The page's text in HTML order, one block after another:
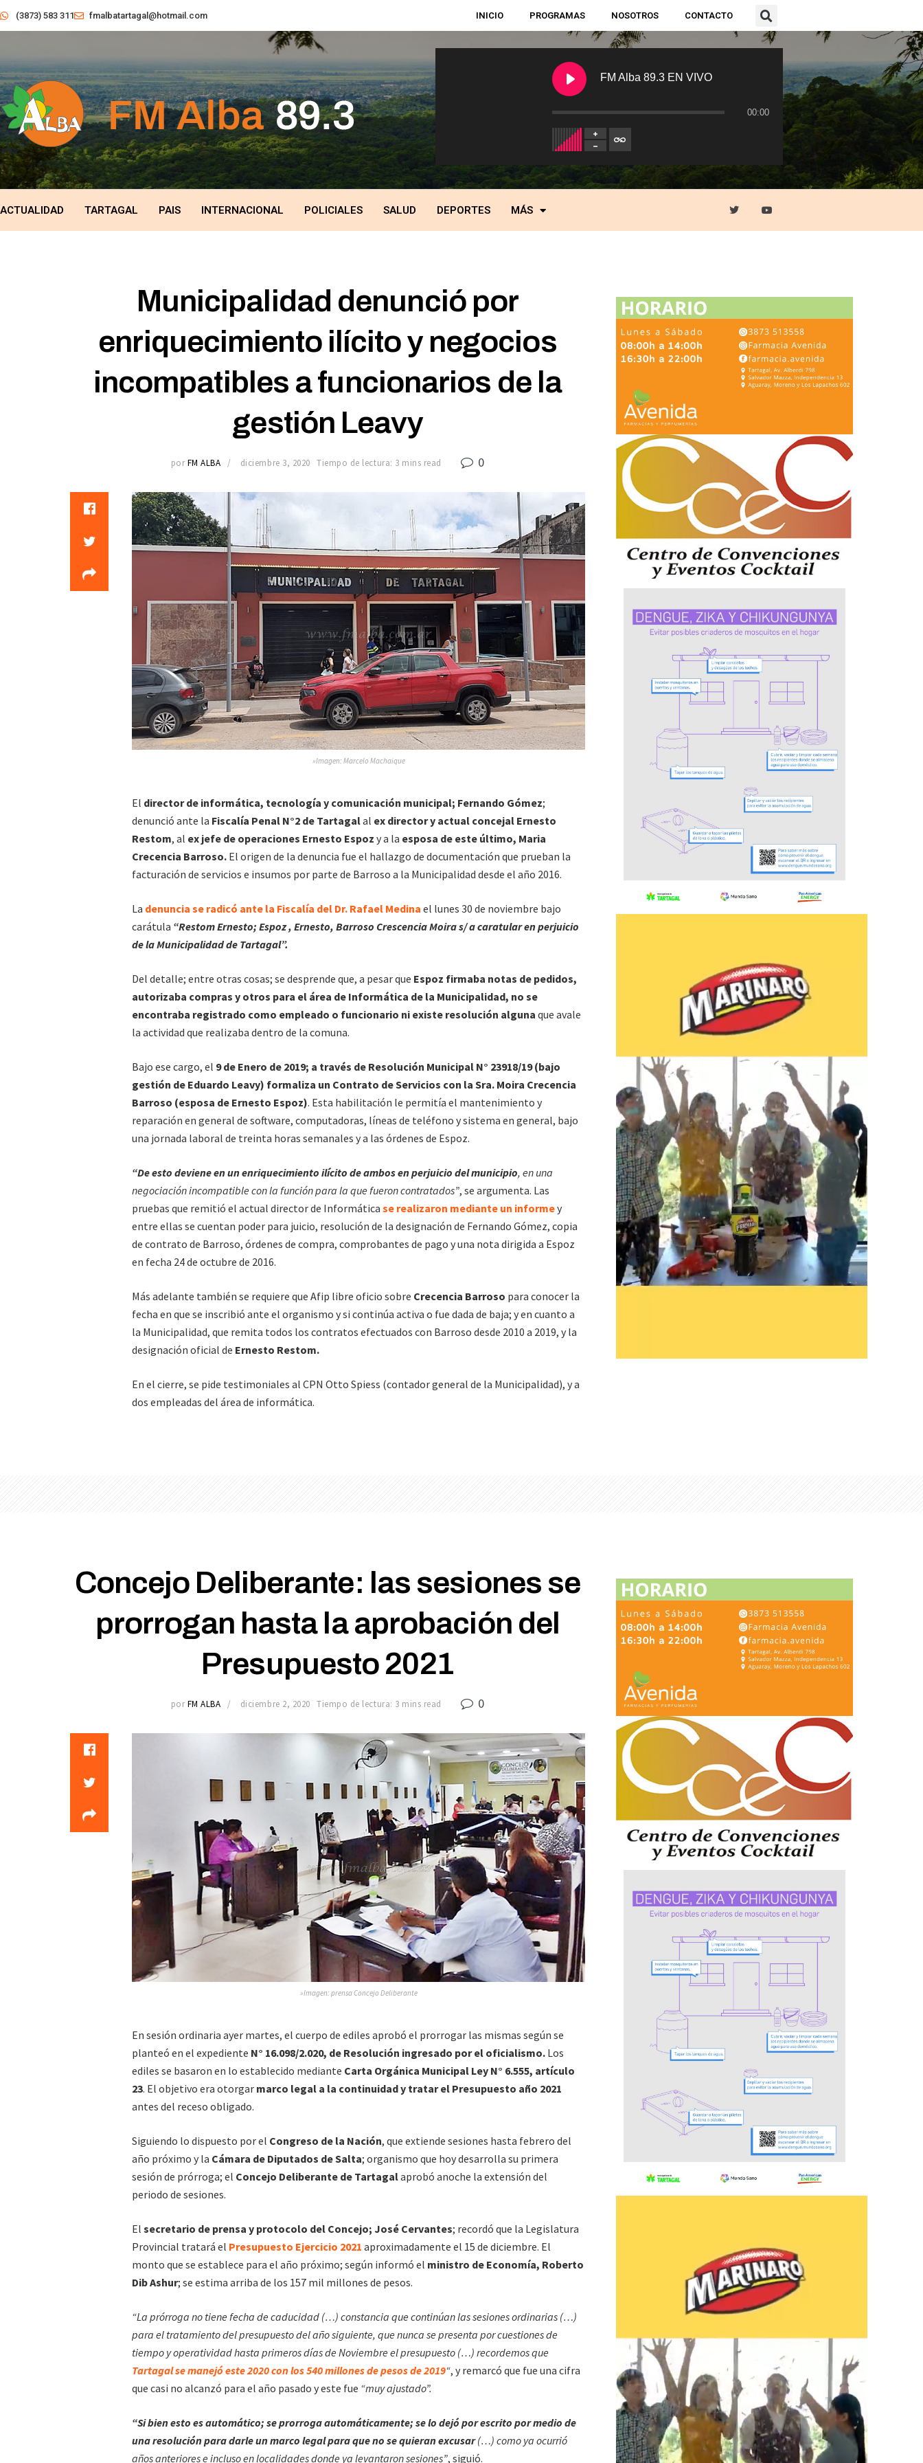
(3873) 583 311 fmalbatartagal@hotmail.com INICIO PROGRAMAS NOSOTROS CONTACTO
FM Alba 89.3 EN VIVO
00:00
ACTUALIDAD TARTAGAL PAIS INTERNACIONAL POLICIALES SALUD DEPORTES MÁS
Municipalidad denunció por
enriquecimiento ilícito y negocios
incompatibles a funcionarios de la
gestión Leavy
por FM ALBA diciembre 3, 2020 Tiempo de lectura: 3 mins read 0
»Imagen: Marcelo Machaique
El director de informática, tecnología y comunicación municipal; Fernando Gómez;
denunció ante la Fiscalía Penal N°2 de Tartagalal ex director y actual concejal Ernesto
Restom, al ex jefe de operaciones Ernesto Espoz y a la esposa de este último, Maria
Crecencia Barroso. El origen de la denuncia fue el hallazgo de documentación que prueban la
facturación de servicios e insumos por parte de Barroso a la Municipalidad desde el año 2016.
La denuncia se radicó ante la Fiscalía del Dr. Rafael Medina el lunes 30 de noviembre bajo
carátula “Restom Ernesto; Espoz , Ernesto, Barroso Crescencia Moira s/ a caratular en perjuicio
de la Municipalidad de Tartagal”.
Del detalle; entre otras cosas; se desprende que, a pesar que Espoz firmaba notas de pedidos,
autorizaba compras y otros para el área de Informática de la Municipalidad, no se
encontraba registrado como empleado o funcionario ni existe resolución alguna que avale
la actividad que realizaba dentro de la comuna.
Bajo ese cargo, el 9 de Enero de 2019; a través de Resolución Municipal N° 23918/19 (bajo
gestión de Eduardo Leavy) formaliza un Contrato de Servicios con la Sra. Moira Crecencia
Barroso (esposa de Ernesto Espoz). Esta habilitación le permitía el mantenimiento y
reparación en general de software, computadoras, líneas de teléfono y sistema en general, bajo
una jornada laboral de treinta horas semanales y a las órdenes de Espoz.
“De esto deviene en un enriquecimiento ilícito de ambos en perjuicio del municipio, en una
negociación incompatible con la función para la que fueron contratados”, se argumenta. Las
pruebas que remitió el actual director de Informática se realizaron mediante un informey
entre ellas se cuentan poder para juicio, resolución de la designación de Fernando Gómez, copia
de contrato de Barroso, órdenes de compra, comprobantes de pago y una nota dirigida a Espoz
en fecha 24 de octubre de 2016.
Más adelante también se requiere que Afip libre oficio sobre Crecencia Barroso para conocer la
fecha en que se inscribió ante el organismo y si continúa activa o fue dada de baja; y en cuanto a
la Municipalidad, que remita todos los contratos efectuados con Barroso desde 2010 a 2019, y la
designación oficial de Ernesto Restom.
En el cierre, se pide testimoniales al CPN Otto Spiess (contador general de la Municipalidad), y a
dos empleadas del área de informática.
Concejo Deliberante: las sesiones se
prorrogan hasta la aprobación del
Presupuesto 2021
por FM ALBA diciembre 2, 2020 Tiempo de lectura: 3 mins read 0
»Imagen: prensa Concejo Deliberante
En sesión ordinaria ayer martes, el cuerpo de ediles aprobó el prorrogar las mismas según se
planteó en el expediente N° 16.098/2.020, de Resolución ingresado por el oficialismo. Los
ediles se basaron en lo establecido mediante Carta Orgánica Municipal Ley N° 6.555, artículo
23. El objetivo era otorgar marco legal a la continuidad y tratar el Presupuesto año 2021
antes del receso obligado.
Siguiendo lo dispuesto por el Congreso de la Nación, que extiende sesiones hasta febrero del
año próximo y la Cámara de Diputados de Salta; organismo que hoy desarrolla su primera
sesión de prórroga; el Concejo Deliberante de Tartagalaprobó anoche la extensión del
periodo de sesiones.
El secretario de prensa y protocolo del Concejo; José Cervantes; recordó que la Legislatura
Provincial tratará el Presupuesto Ejercicio 2021 aproximadamente el 15 de diciembre. El
monto que se establece para el año próximo; según informó el ministro de Economía, Roberto
Dib Ashur; se estima arriba de los 157 mil millones de pesos.
“La prórroga no tiene fecha de caducidad (…) constancia que continúan las sesiones ordinarias (…)
para el tratamiento del presupuesto del año siguiente, que nunca se presenta por cuestiones de
tiempo y operatividad hasta primeros días de Noviembre el presupuesto (…) recordemos que
Tartagal se manejó este 2020 con los 540 millones de pesos de 2019“, y remarcó que fue una cifra
que casi no alcanzó para el año pasado y este fue “muy ajustado”.
“Si bien esto es automático; se prorroga automáticamente; se lo dejó por escrito por medio de
una resolución para darle un marco legal para que no se quieran excusar(…) como ya ocurrió
años anteriores e incluso en localidades donde ya levantaron sesiones”, siguió.